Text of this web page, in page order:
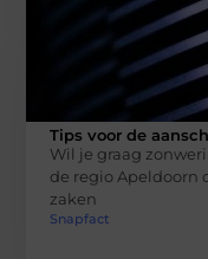
Tips voor de
Wil je graag
de regio Apeldoorn
zaken
Snapfact